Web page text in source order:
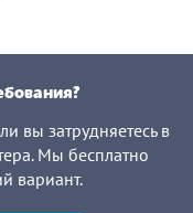
вы затрудняетесь в
Мы бесплатно
вариант.